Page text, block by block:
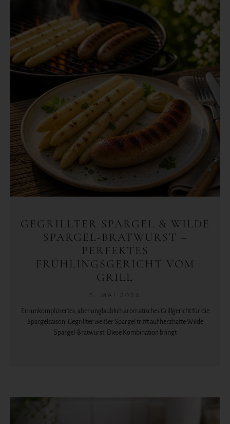
GEGRILLTER SPARGEL & WILDE
SPARGEL-BRATWURST –
PERFEKTES
FRÜHLINGSGERICHT VOM
GRILL
5. MAI 2026
Ein unkompliziertes, aber unglaublich aromatisches Grillgericht für die
Spargelsaison: Gegrillter weißer Spargel trifft auf herzhafte Wilde
Spargel-Bratwurst. Diese Kombination bringt